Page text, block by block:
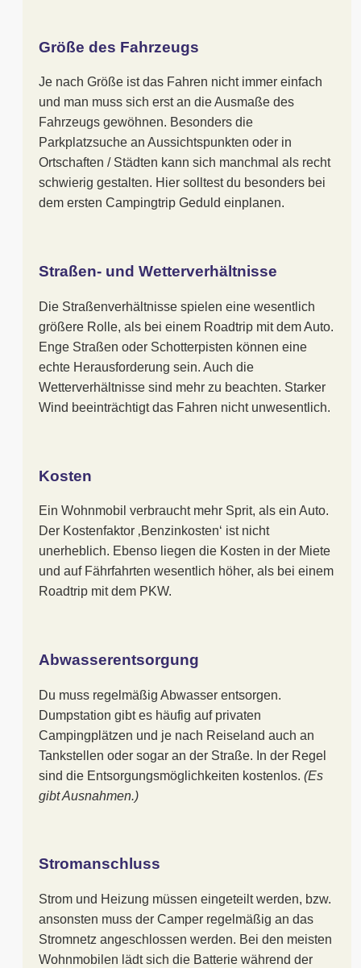
Größe des Fahrzeugs
Je nach Größe ist das Fahren nicht immer einfach
und man muss sich erst an die Ausmaße des
Fahrzeugs gewöhnen. Besonders die
Parkplatzsuche an Aussichtspunkten oder in
Ortschaften / Städten kann sich manchmal als recht
schwierig gestalten. Hier solltest du besonders bei
dem ersten Campingtrip Geduld einplanen.
Straßen- und Wetterverhältnisse
Die Straßenverhältnisse spielen eine wesentlich
größere Rolle, als bei einem Roadtrip mit dem Auto.
Enge Straßen oder Schotterpisten können eine
echte Herausforderung sein. Auch die
Wetterverhältnisse sind mehr zu beachten. Starker
Wind beeinträchtigt das Fahren nicht unwesentlich.
Kosten
Ein Wohnmobil verbraucht mehr Sprit, als ein Auto.
Der Kostenfaktor ‚Benzinkosten‘ ist nicht
unerheblich. Ebenso liegen die Kosten in der Miete
und auf Fährfahrten wesentlich höher, als bei einem
Roadtrip mit dem PKW.
Abwasserentsorgung
Du muss regelmäßig Abwasser entsorgen.
Dumpstation gibt es häufig auf privaten
Campingplätzen und je nach Reiseland auch an
Tankstellen oder sogar an der Straße. In der Regel
sind die Entsorgungsmöglichkeiten kostenlos. (Es
gibt Ausnahmen.)
Stromanschluss
Strom und Heizung müssen eingeteilt werden, bzw.
ansonsten muss der Camper regelmäßig an das
Stromnetz angeschlossen werden. Bei den meisten
Wohnmobilen lädt sich die Batterie während der